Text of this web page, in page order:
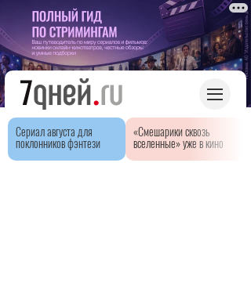
Сериал августа для
поклонников фэнтези
«Смешарики сквозь
вселенные» уже в кино